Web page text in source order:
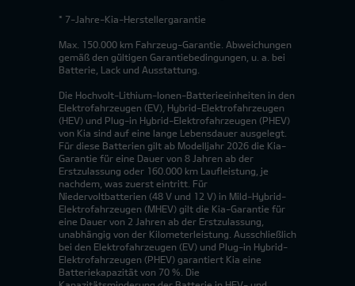
* 7-Jahre-Kia-Herstellergarantie
Max. 150.000 km Fahrzeug-Garantie. Abweichungen
gemäß den gültigen Garantiebedingungen, u. a. bei
Batterie, Lack und Ausstattung.
Die Hochvolt-Lithium-Ionen-Batterieeinheiten in den
Elektrofahrzeugen (EV), Hybrid-Elektrofahrzeugen
(HEV) und Plug-in Hybrid-Elektrofahrzeugen (PHEV)
von Kia sind auf eine lange Lebensdauer ausgelegt.
Für diese Batterien gilt ab Modelljahr 2026 die Kia-
Garantie für eine Dauer von 8 Jahren ab der
Erstzulassung oder 160.000 km Laufleistung, je
nachdem, was zuerst eintritt. Für
Niedervoltbatterien (48 V und 12 V) in Mild-Hybrid-
Elektrofahrzeugen (MHEV) gilt die Kia-Garantie für
eine Dauer von 2 Jahren ab der Erstzulassung,
unabhängig von der Kilometerleistung. Ausschließlich
bei den Elektrofahrzeugen (EV) und Plug-in Hybrid-
Elektrofahrzeugen (PHEV) garantiert Kia eine
Batteriekapazität von 70 %. Die